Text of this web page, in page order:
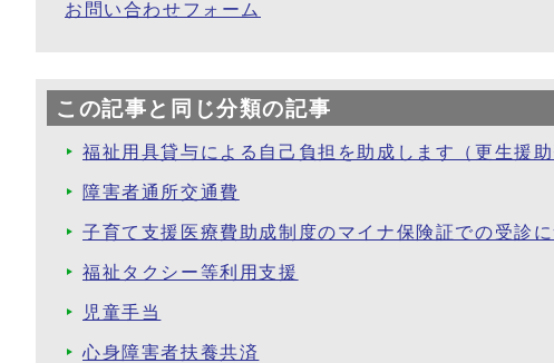
お問い合わせフォーム
この記事と同じ分類の記事
福祉用具貸与による自己負担を助成します（更生援
障害者通所交通費
子育て支援医療費助成制度のマイナ保険証での受診
福祉タクシー等利用支援
児童手当
心身障害者扶養共済